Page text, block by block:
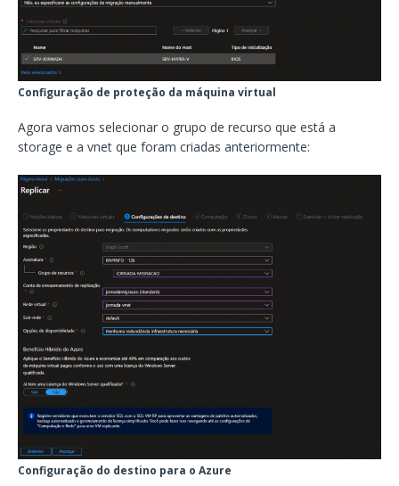
Configuração de proteção da máquina virtual
Agora vamos selecionar o grupo de recurso que está a
storage e a vnet que foram criadas anteriormente:
Configuração do destino para o Azure